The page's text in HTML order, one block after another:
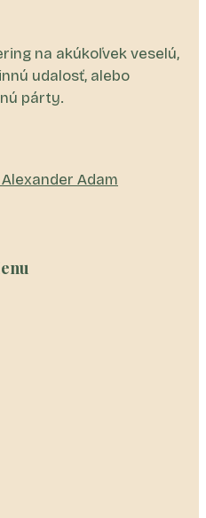
na akúkoľvek veselú,
udalosť, alebo
párty.
Adam